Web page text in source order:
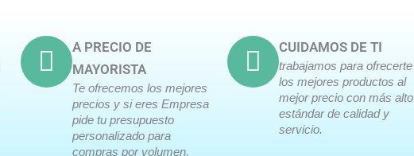
A PRECIO DE
MAYORISTA
Te ofrecemos los mejores
precios y si eres Empresa
pide tu presupuesto
personalizado para
compras por volumen.
CUIDAMOS DE TI
trabajamos para ofrecerte
los mejores productos al
mejor precio con más alto
estándar de calidad y
servicio.